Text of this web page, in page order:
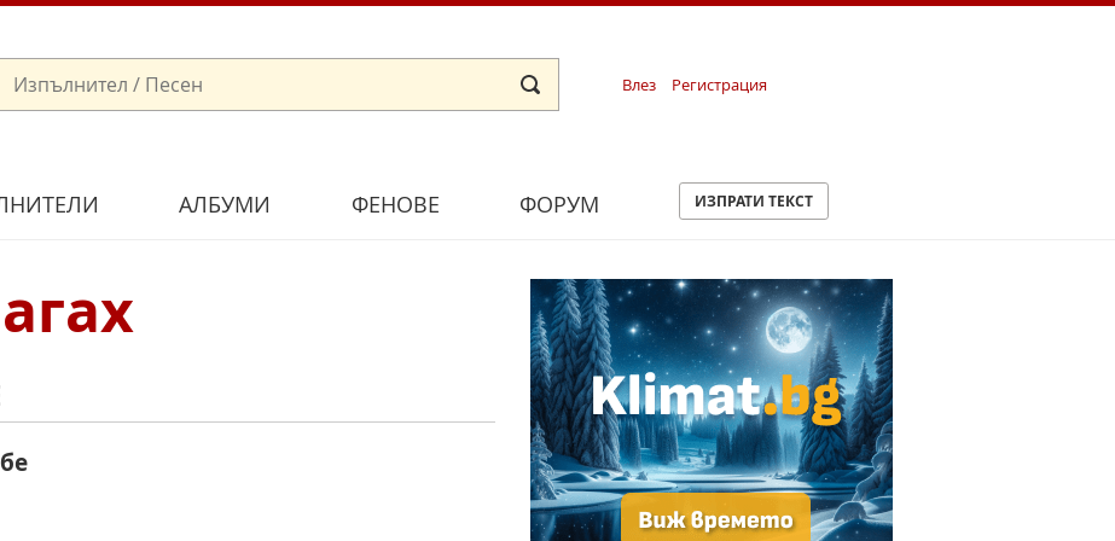
Влез Регистрация
АЛБУМИ ФЕНОВЕ ФОРУМ ИЗПРАТИ ТЕКСТ